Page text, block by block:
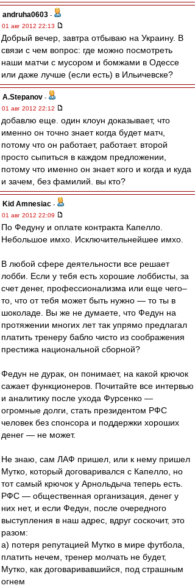
andruha0603 -
01 авг 2012 22:13
Добрый вечер, завтра отбываю на Украину. В
связи с чем вопрос: где можно посмотреть
наши матчи с мусором и бомжами в Одессе
или даже лучше (если есть) в Ильичевске?
A.Stepanov -
01 авг 2012 22:12
добавлю еще. один клоун доказывает, что
именно он точно знает когда будет матч,
потому что он работает, работает. второй
просто сыпиться в каждом предложении,
потому что именно он знает кого и когда и куда
и зачем, без фамилий. вы кто?
Kid Amnesiac -
01 авг 2012 22:09
По Федуну и оплате контракта Капелло.
Небольшое имхо. Исключительнейшее имхо.
В любой сфере деятельности все решает
лобби. Если у тебя есть хорошие лоббисты, за
счет денег, профессионализма или еще чего–
то, что от тебя может быть нужно — то ты в
шоколаде. Вы же не думаете, что Федун на
протяжении многих лет так упрямо предлагал
платить тренеру бабло чисто из соображения
престижа национальной сборной?
Федун не дурак, он понимает, на какой крючок
сажает функционеров. Почитайте все интервью
и аналитику после ухода Фурсенко —
огромные долги, стать президентом РФС
человек без спонсора и поддержки хороших
денег — не может.
Не знаю, сам ЛАФ пришел, или к нему пришел
Мутко, который договаривался с Капелло, но
тот самый крючок у Арнольдыча теперь есть.
РФС — общественная организация, денег у
них нет, и если Федун, после очередного
выступления в наш адрес, вдруг соскочит, это
разом:
а) потеря репутацией Мутко в мире футбола,
платить нечем, тренер молчать не будет,
Мутко, как договаривавшийся, под страшным
огнем